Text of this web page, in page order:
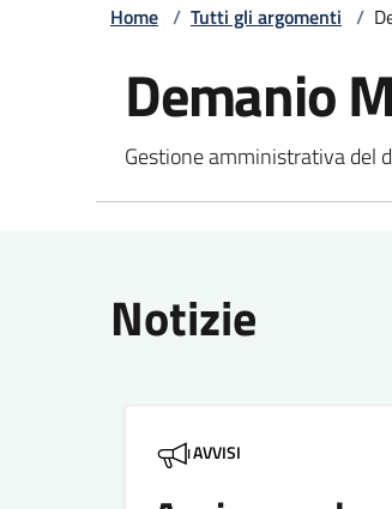
Home / Tutti gli argomenti /
Demanio
Gestione amministrativa del
Notizie
AVVISI